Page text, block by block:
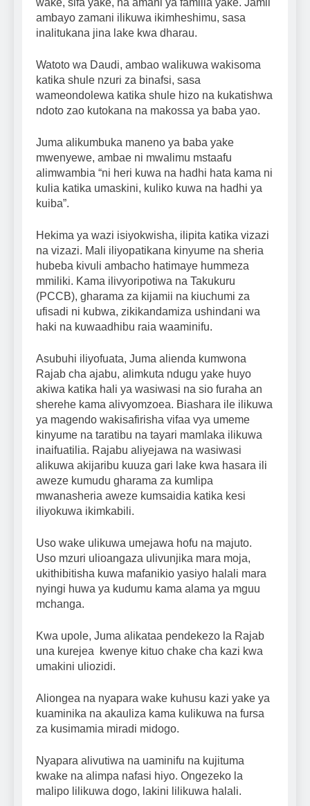
wake, sifa yake, na amani ya familia yake. Jamii
ambayo zamani ilikuwa ikimheshimu, sasa
inalitukana jina lake kwa dharau.
Watoto wa Daudi, ambao walikuwa wakisoma
katika shule nzuri za binafsi, sasa
wameondolewa katika shule hizo na kukatishwa
ndoto zao kutokana na makossa ya baba yao.
Juma alikumbuka maneno ya baba yake
mwenyewe, ambae ni mwalimu mstaafu
alimwambia “ni heri kuwa na hadhi hata kama ni
kulia katika umaskini, kuliko kuwa na hadhi ya
kuiba”.
Hekima ya wazi isiyokwisha, ilipita katika vizazi
na vizazi. Mali iliyopatikana kinyume na sheria
hubeba kivuli ambacho hatimaye hummeza
mmiliki. Kama ilivyoripotiwa na Takukuru
(PCCB), gharama za kijamii na kiuchumi za
ufisadi ni kubwa, zikikandamiza ushindani wa
haki na kuwaadhibu raia waaminifu.
Asubuhi iliyofuata, Juma alienda kumwona
Rajab cha ajabu, alimkuta ndugu yake huyo
akiwa katika hali ya wasiwasi na sio furaha an
sherehe kama alivyomzoea. Biashara ile ilikuwa
ya magendo wakisafirisha vifaa vya umeme
kinyume na taratibu na tayari mamlaka ilikuwa
inaifuatilia. Rajabu aliyejawa na wasiwasi
alikuwa akijaribu kuuza gari lake kwa hasara ili
aweze kumudu gharama za kumlipa
mwanasheria aweze kumsaidia katika kesi
iliyokuwa ikimkabili.
Uso wake ulikuwa umejawa hofu na majuto.
Uso mzuri ulioangaza ulivunjika mara moja,
ukithibitisha kuwa mafanikio yasiyo halali mara
nyingi huwa ya kudumu kama alama ya mguu
mchanga.
Kwa upole, Juma alikataa pendekezo la Rajab
una kurejea kwenye kituo chake cha kazi kwa
umakini uliozidi.
Aliongea na nyapara wake kuhusu kazi yake ya
kuaminika na akauliza kama kulikuwa na fursa
za kusimamia miradi midogo.
Nyapara alivutiwa na uaminifu na kujituma
kwake na alimpa nafasi hiyo. Ongezeko la
malipo lilikuwa dogo, lakini lilikuwa halali.